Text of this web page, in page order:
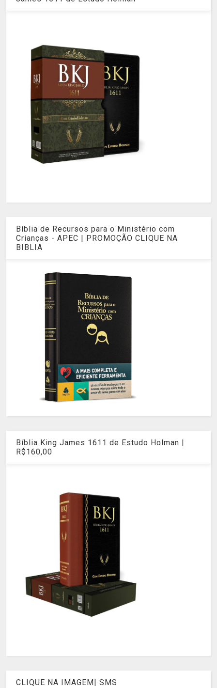
Bíblia de Recursos para o Ministério com
Crianças - APEC | PROMOÇÃO CLIQUE NA
BIBLIA
Bíblia King James 1611 de Estudo Holman |
R$160,00
CLIQUE NA IMAGEM| SMS